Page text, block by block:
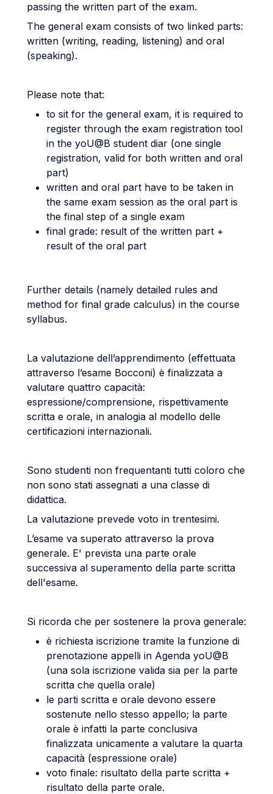
passing the written part of the exam.
The general exam consists of two linked parts:
written (writing, reading, listening) and oral
(speaking).
Please note that:
to sit for the general exam, it is required to
register through the exam registration tool
in the yoU@B student diar (one single
registration, valid for both written and oral
part)
written and oral part have to be taken in
the same exam session as the oral part is
the final step of a single exam
final grade: result of the written part +
result of the oral part
Further details (namely detailed rules and
method for final grade calculus) in the course
syllabus.
La valutazione dell’apprendimento (effettuata
attraverso l’esame Bocconi) è finalizzata a
valutare quattro capacità:
espressione/comprensione, rispettivamente
scritta e orale, in analogia al modello delle
certificazioni internazionali.
Sono studenti non frequentanti tutti coloro che
non sono stati assegnati a una classe di
didattica.
La valutazione prevede voto in trentesimi.
L’esame va superato attraverso la prova
generale. E' prevista una parte orale
successiva al superamento della parte scritta
dell'esame.
Si ricorda che per sostenere la prova generale:
è richiesta iscrizione tramite la funzione di
prenotazione appelli in Agenda yoU@B
(una sola iscrizione valida sia per la parte
scritta che quella orale)
le parti scritta e orale devono essere
sostenute nello stesso appello; la parte
orale è infatti la parte conclusiva
finalizzata unicamente a valutare la quarta
capacità (espressione orale)
voto finale: risultato della parte scritta +
risultato della parte orale.